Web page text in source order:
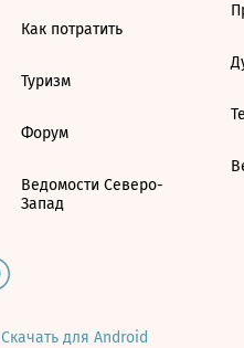
Как потратить
Туризм
Форум
Ведомости Северо-
Запад
Скачать для Android